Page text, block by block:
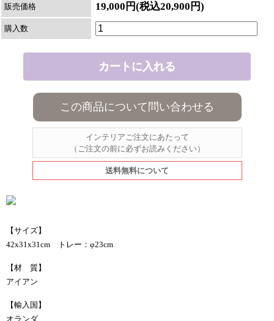
販売価格 19,000円(税込20,900円)
購入数
この商品について問い合わせる
インテリアご注文にあたって
（ご注文の前に必ずお読みください）
送料無料について
【サイズ】
42x31x31cm トレー：φ23cm
【材 質】
アイアン
【輸入国】
オランダ